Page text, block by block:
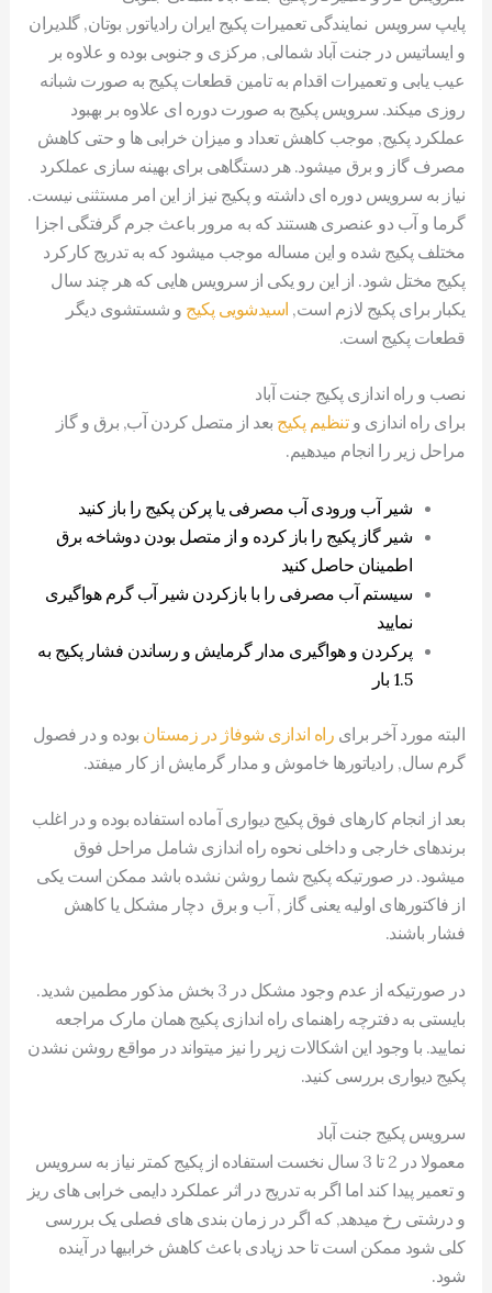
پایپ سرویس نمایندگی تعمیرات پکیج ایران رادیاتور, بوتان, گلدیران
و ایساتیس در جنت آباد شمالی, مرکزی و جنوبی بوده و علاوه بر
عیب یابی و تعمیرات اقدام به تامین قطعات پکیج به صورت شبانه
روزی میکند. سرویس پکیج به صورت دوره ای علاوه بر بهبود
عملکرد پکیج, موجب کاهش تعداد و میزان خرابی ها و حتی کاهش
مصرف گاز و برق میشود. هر دستگاهی برای بهینه سازی عملکرد
نیاز به سرویس دوره ای داشته و پکیج نیز از این امر مستثنی نیست.
گرما و آب دو عنصری هستند که به مرور باعث جرم گرفتگی اجزا
مختلف پکیج شده و این مساله موجب میشود که به تدریج کارکرد
پکیج مختل شود. از این رو یکی از سرویس هایی که هر چند سال
یکبار برای پکیج لازم است, اسیدشویی پکیج و شستشوی دیگر
قطعات پکیج است.
نصب و راه اندازی پکیج جنت آباد
برای راه اندازی وتنظیم پکیج بعد از متصل کردن آب, برق و گاز
مراحل زیر را انجام میدهیم.
شیر آب ورودی آب مصرفی یا پرکن پکیج را باز کنید
شیر گاز پکیج را باز کرده و از متصل بودن دوشاخه برق
اطمینان حاصل کنید
سیستم آب مصرفی را با بازکردن شیر آب گرم هواگیری
نمایید
پرکردن و هواگیری مدار گرمایش و رساندن فشار پکیج به
1.5 بار
البته مورد آخر برای راه اندازی شوفاژ در زمستان بوده و در فصول
گرم سال, رادیاتورها خاموش و مدار گرمایش از کار میفتد.
بعد از انجام کارهای فوق پکیج دیواری آماده استفاده بوده و در اغلب
برندهای خارجی و داخلی نحوه راه اندازی شامل مراحل فوق
میشود. در صورتیکه پکیج شما روشن نشده باشد ممکن است یکی
از فاکتورهای اولیه یعنی گاز , آب و برق دچار مشکل یا کاهش
فشار باشند.
در صورتیکه از عدم وجود مشکل در 3 بخش مذکور مطمین شدید.
بایستی به دفترچه راهنمای راه اندازی پکیج همان مارک مراجعه
نمایید. با وجود این اشکالات زیر را نیز میتواند در مواقع روشن نشدن
پکیج دیواری بررسی کنید.
سرویس پکیج جنت آباد
معمولا در 2 تا 3 سال نخست استفاده از پکیج کمتر نیاز به سرویس
و تعمیر پیدا کند اما اگر به تدریج در اثر عملکرد دایمی خرابی های ریز
و درشتی رخ میدهد, که اگر در زمان بندی های فصلی یک بررسی
کلی شود ممکن است تا حد زیادی باعث کاهش خرابیها در آینده
شود.